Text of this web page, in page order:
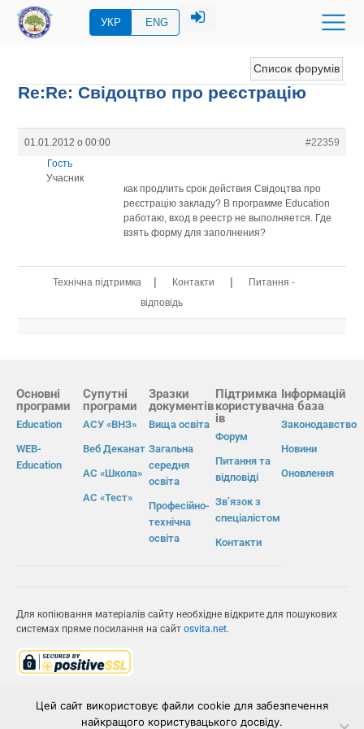
УКР ENG
Список форумів
Re:Re: Свідоцтво про реєстрацію
01.01.2012 о 00:00
#22359
Гость
Учасник
как продлить срок действия Свідоцтва про
реєстрацію закладу? В программе Eduсation
работаю, вход в реестр не выполняется. Где
взять форму для заполнения?
Технічна підтримка | Контакти |
Питання -
відповідь
Основні
програми
Education
WEB-
Education
Супутні
програми
АСУ «ВНЗ»
Веб Деканат
АС «Школа»
АС «Тест»
Зразки
документів
Вища освіта
Загальна
середня
освіта
Професійно-
технічна
освіта
Підтримка
користувач
ів
Форум
Питання та
відповіді
Зв’язок з
спеціалістом
Контакти
Інформацій
на база
Законодавство
Новини
Оновлення
Для копіювання матеріалів сайту необхідне відкрите для пошукових
системах пряме посилання на сайт osvita.net.
Цей сайт використовує файли cookie для забезпечення
найкращого користувацького досвіду.